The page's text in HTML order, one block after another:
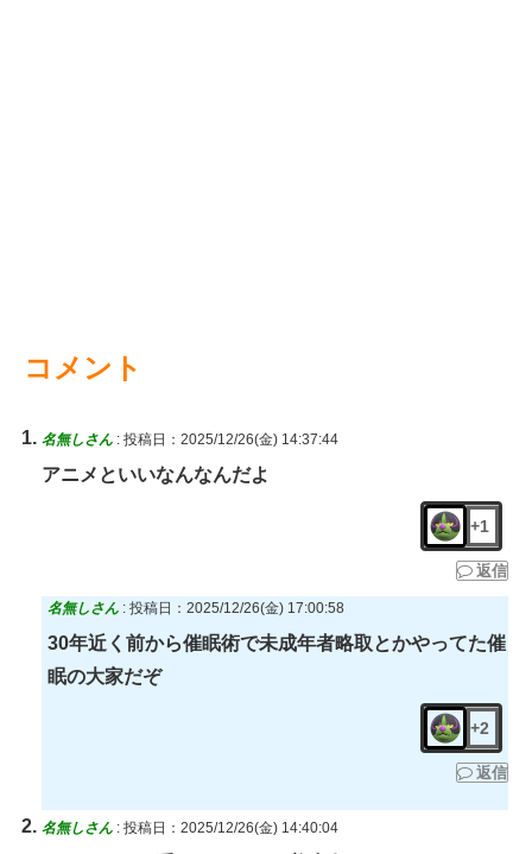
コメント
名無しさん : 投稿日：2025/12/26(金) 14:37:44
アニメといいなんなんだよ
+1
返信
名無しさん : 投稿日：2025/12/26(金) 17:00:58
30年近く前から催眠術で未成年者略取とかやってた催
眠の大家だぞ
+2
返信
名無しさん : 投稿日：2025/12/26(金) 14:40:04